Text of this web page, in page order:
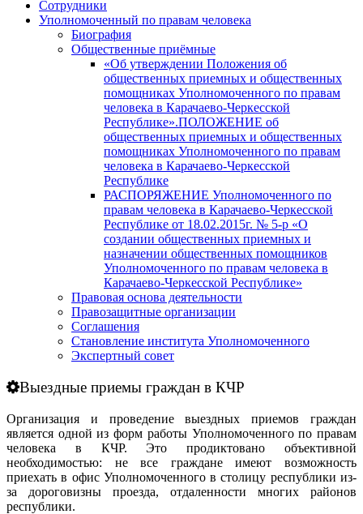
Сотрудники
Уполномоченный по правам человека
Биография
Общественные приёмные
«Об утверждении Положения об
общественных приемных и общественных
помощниках Уполномоченного по правам
человека в Карачаево-Черкесской
Республике».ПОЛОЖЕНИЕ об
общественных приемных и общественных
помощниках Уполномоченного по правам
человека в Карачаево-Черкесской
Республике
РАСПОРЯЖЕНИЕ Уполномоченного по
правам человека в Карачаево-Черкесской
Республике от 18.02.2015г. № 5-р «О
создании общественных приемных и
назначении общественных помощников
Уполномоченного по правам человека в
Карачаево-Черкесской Республике»
Правовая основа деятельности
Правозащитные организации
Соглашения
Становление института Уполномоченного
Экспертный совет
Выездные приемы граждан в КЧР
Организация и проведение выездных приемов граждан
является одной из форм работы Уполномоченного по правам
человека в КЧР. Это продиктовано объективной
необходимостью: не все граждане имеют возможность
приехать в офис Уполномоченного в столицу республики из-
за дороговизны проезда, отдаленности многих районов
республики.